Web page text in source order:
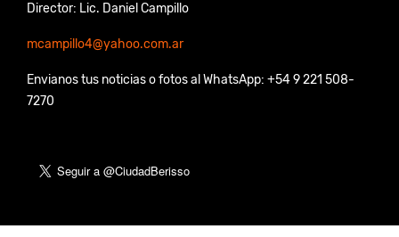
Director: Lic. Daniel Campillo
mcampillo4@yahoo.com.ar
Envianos tus noticias o fotos al WhatsApp: +54 9 221 508-
7270